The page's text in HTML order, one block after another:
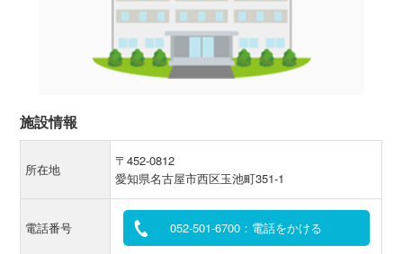
施設情報
所在地
〒452-0812
愛知県名古屋市西区玉池町351-1
電話番号 052-501-6700：電話をかける